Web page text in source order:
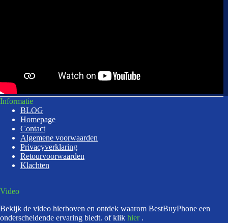
Informatie
BLOG
Homepage
Contact
Algemene voorwaarden
Privacyverklaring
Retourvoorwaarden
Klachten
Video
Bekijk de video hierboven en ontdek waarom BestBuyPhone een
onderscheidende ervaring biedt. of klik hier .